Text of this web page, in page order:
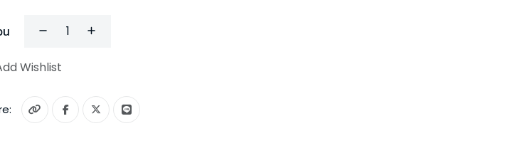
น
Wishlist